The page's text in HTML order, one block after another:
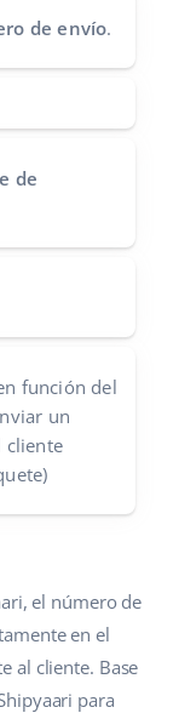
de envío.
de
función del
un
cliente
el número de
en el
al cliente. Base
para